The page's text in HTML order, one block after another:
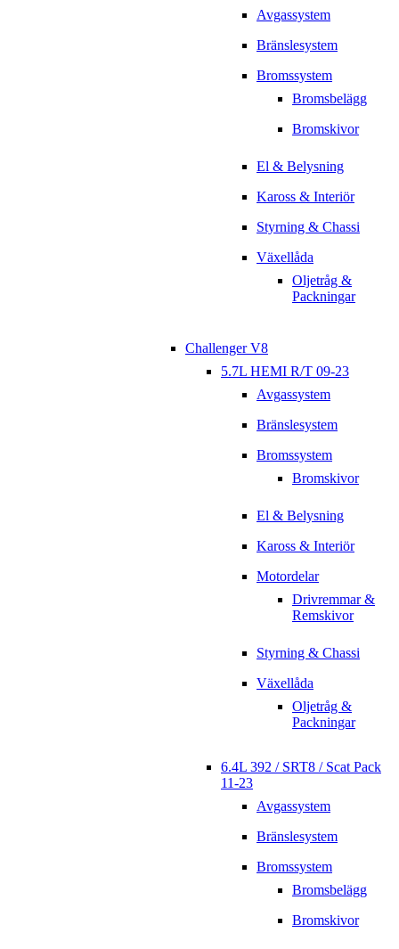
Avgassystem
Bränslesystem
Bromssystem
Bromsbelägg
Bromskivor
El & Belysning
Kaross & Interiör
Styrning & Chassi
Växellåda
Oljetråg &
Packningar
Challenger V8
5.7L HEMI R/T 09-23
Avgassystem
Bränslesystem
Bromssystem
Bromskivor
El & Belysning
Kaross & Interiör
Motordelar
Drivremmar &
Remskivor
Styrning & Chassi
Växellåda
Oljetråg &
Packningar
6.4L 392 / SRT8 / Scat Pack
11-23
Avgassystem
Bränslesystem
Bromssystem
Bromsbelägg
Bromskivor